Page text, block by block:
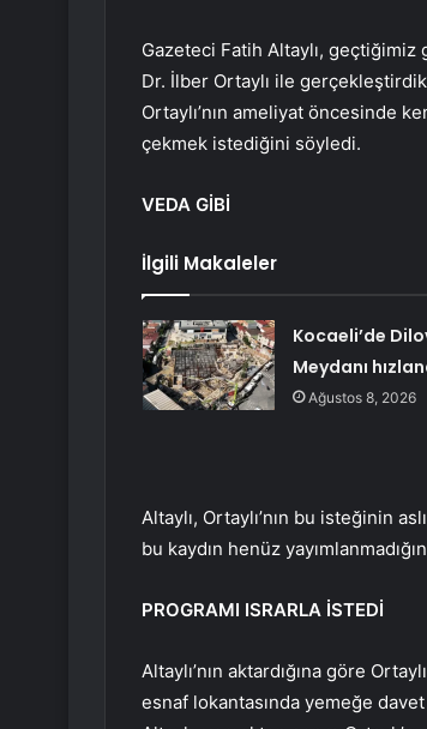
Gazeteci Fatih Altaylı,
Dr. İlber Ortaylı ile
Ortaylı’nın ameliyat öncesinde
çekmek istediğini söyledi.
VEDA GİBİ
İlgili Makaleler
Kocaeli’de
Meydanı
Ağustos 8, 2026
Altaylı, Ortaylı’nın bu isteğinin
bu kaydın henüz
PROGRAMI ISRARLA İSTEDİ
Altaylı’nın aktardığına göre
esnaf lokantasında yemeğe